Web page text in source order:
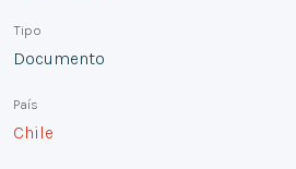
Tipo
Documento
País
Chile